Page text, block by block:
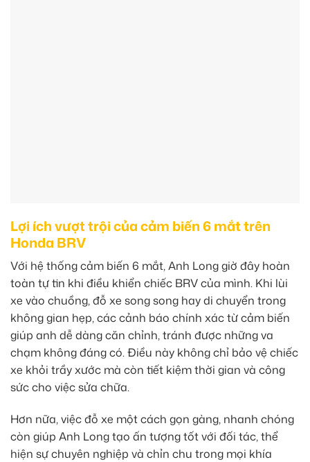
Lợi ích vượt trội của cảm biến 6 mắt trên
Honda BRV
Với hệ thống cảm biến 6 mắt, Anh Long giờ đây hoàn
toàn tự tin khi điều khiển chiếc BRV của mình. Khi lùi
xe vào chuồng, đỗ xe song song hay di chuyển trong
không gian hẹp, các cảnh báo chính xác từ cảm biến
giúp anh dễ dàng căn chỉnh, tránh được những va
chạm không đáng có. Điều này không chỉ bảo vệ chiếc
xe khỏi trầy xước mà còn tiết kiệm thời gian và công
sức cho việc sửa chữa.
Hơn nữa, việc đỗ xe một cách gọn gàng, nhanh chóng
còn giúp Anh Long tạo ấn tượng tốt với đối tác, thể
hiện sự chuyên nghiệp và chỉn chu trong mọi khía